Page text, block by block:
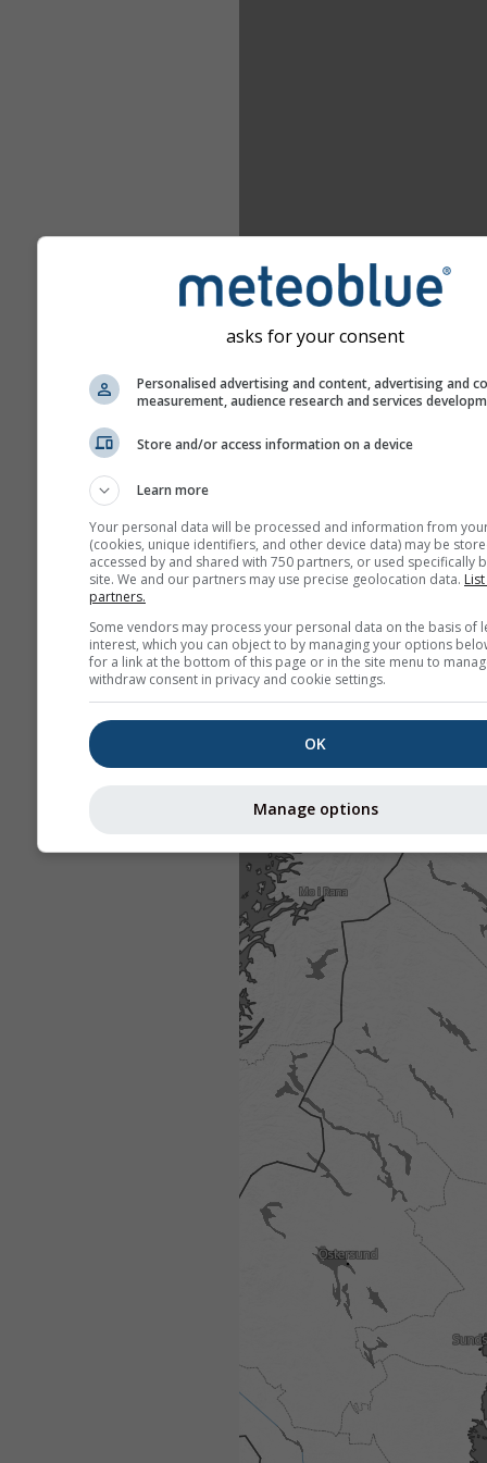
asks for your consent
Personalised advertising and content, advertising and
measurement, audience research and services
Store and/or access information on a device
Learn more
Your personal data will be processed and information from
(cookies, unique identifiers, and other device data) may be
accessed by and shared with 750 partners, or used specifically
site. We and our partners may use precise geolocation data.
partners.
Some vendors may process your personal data on the basis of
interest, which you can object to by managing your options
for a link at the bottom of this page or in the site menu to
withdraw consent in privacy and cookie settings.
OK
Manage options